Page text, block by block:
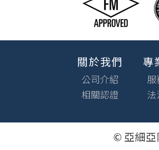
關於我們
公司介紹
相關認證
專
服
法
© 亞細